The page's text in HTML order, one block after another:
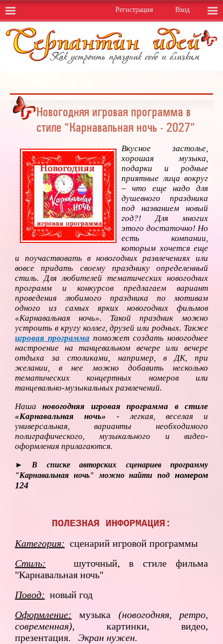
Вход
Регистрация
Новогодняя игровая программа в
стиле "Карнавальная ночь - 2027"
Вкусное застолье,
хорошая музыка,
подарки и родные
приятные лица вокруг
– что еще надо для
душевного праздника
под названием новый
год?! Для многих
этого достаточно! Но
есть компании,
которым хочется еще
и поучаствовать в новогодних развлечениях или
вовсе придать своему празднику определенный
стиль. Для любителей тематических новогодних
программ и конкурсов предлагаем вариант
проведения любимого праздника по мотивам
одного из самых ярких новогодних фильмов
«Карнавальная ночь». Такой праздник можно
устроить в кругу коллег, друзей или родных. Также
игровая программа поможет создать новогоднее
настроение на танцевальном вечере или вечере
отдыха за столиками, например, в ДК, при
желании, в нее можно добавить несколько
тематических концертных номеров или
танцевально-музыкальных развлечений.
Нашановогодняя игровая программа в стиле
«Карнавальная ночь» - легкая, веселая и
универсальная, варианты необходимого
полиграфического, музыкального и видео-
оформления прилагаются.
► В списке авторских сценариев программу
"Карнавальная ночь" можно найти под номером
124
ПОЛЕЗНАЯ ИНФОРМАЦИЯ:
Категория: сценарий игровой программы
Стиль: шуточный, в стиле фильма
"Карнавальная ночь"
Повод: новый год
Оформление: музыка (новогодняя, ретро,
современная), картинки, видео,
презентация.
Экран нужен.